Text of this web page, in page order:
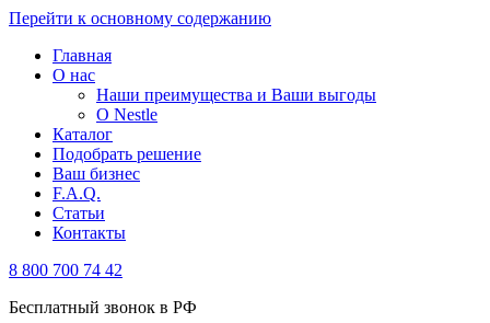
Перейти к основному содержанию
Главная
О нас
Наши преимущества и Ваши выгоды
О Nestle
Каталог
Подобрать решение
Ваш бизнес
F.A.Q.
Статьи
Контакты
8 800 700 74 42
Бесплатный звонок в РФ